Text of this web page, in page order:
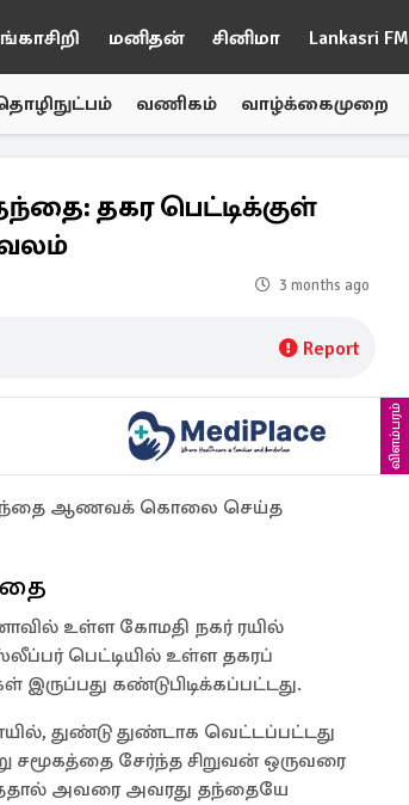
மனிதன் சினிமா Lankasri FM
வணிகம் வாழ்க்கைமுறை
தகர பெட்டிக்குள்
3 months ago
Report
விளம்பரம்
தந்தை ஆணவக் கொலை செய்த
உள்ள கோமதி நகர் ரயில்
பெட்டியில் உள்ள தகரப்
இருப்பது கண்டுபிடிக்கப்பட்டது.
துண்டு துண்டாக வெட்டப்பட்டது
சமூகத்தை சேர்ந்த சிறுவன் ஒருவரை
அவரை அவரது தந்தையே